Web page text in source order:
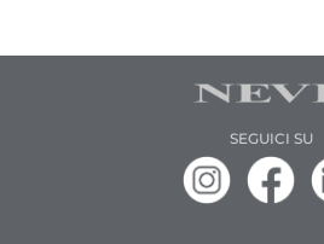
SEGUICI SU